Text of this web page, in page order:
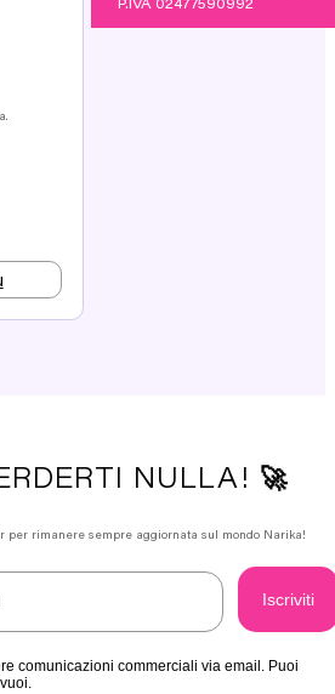
STORE LOCATOR
P.IVA 02477590992
NULLA! 🚀
per rimanere sempre aggiornata sul mondo Narika!
Iscriviti
comunicazioni commerciali via email. Puoi